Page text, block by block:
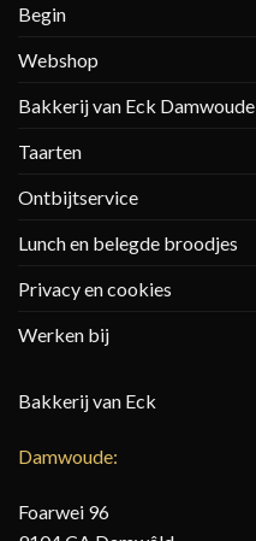
Begin
Webshop
Bakkerij van Eck Damwoude
Taarten
Ontbijtservice
Lunch en belegde broodjes
Privacy en cookies
Werken bij
Bakkerij van Eck
Damwoude:
Foarwei 96